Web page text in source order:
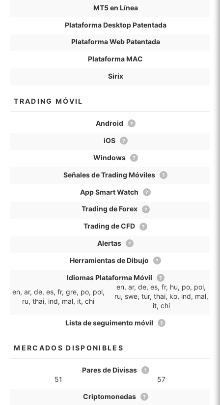
MT5 en Línea
Plataforma Desktop Patentada
Plataforma Web Patentada
Plataforma MAC
Sirix
TRADING MÓVIL
Android ?
iOS ?
Windows ?
Señales de Trading Móviles ?
App Smart Watch ?
Trading de Forex ?
Trading de CFD ?
Alertas ?
Herramientas de Dibujo ?
Idiomas Plataforma Móvil ?
en, ar, de, es, fr, gre, po, pol,
ru, thai, ind, mal, it, chi
en, ar, de, es, fr, hu, po, pol,
ru, swe, tur, thai, ko, ind, mal,
it, chi
Lista de seguimento móvil ?
MERCADOS DISPONIBLES
Pares de Divisas ?
51 57
Criptomonedas ?